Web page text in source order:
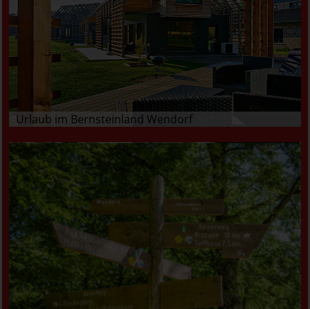
Urlaub im Bernsteinland Wendorf